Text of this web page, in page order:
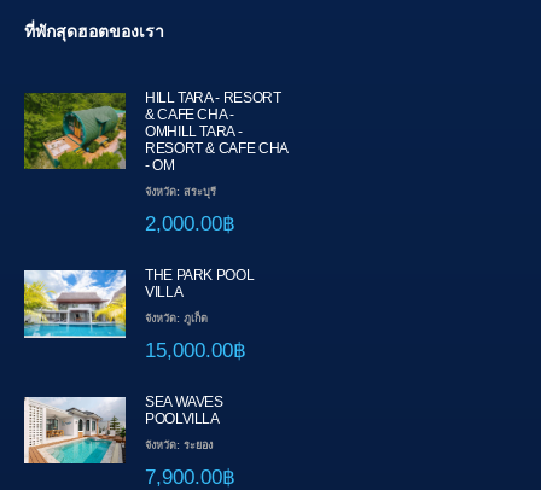
ที่พักสุดฮอตของเรา
HILL TARA - RESORT
& CAFE CHA -
OMHILL TARA -
RESORT & CAFE CHA
- OM
จังหวัด: สระบุรี
2,000.00฿
THE PARK POOL
VILLA
จังหวัด: ภูเก็ต
15,000.00฿
SEA WAVES
POOLVILLA
จังหวัด: ระยอง
7,900.00฿